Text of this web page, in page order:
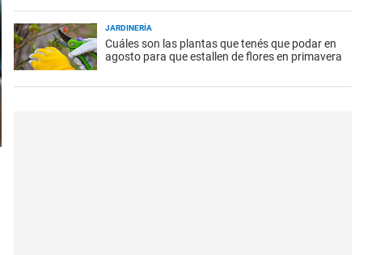
JARDINERÍA
Cuáles son las plantas que tenés que podar en
agosto para que estallen de flores en primavera